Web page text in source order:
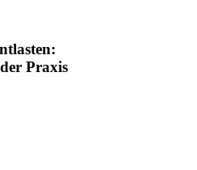
Praxis